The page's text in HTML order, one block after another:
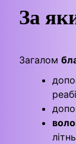
За
Загалом